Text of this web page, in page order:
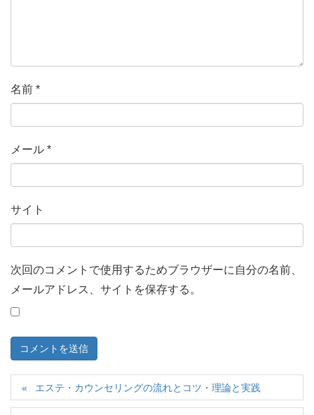
名前 *
メール *
サイト
次回のコメントで使用するためブラウザーに自分の名前、
メールアドレス、サイトを保存する。
エステ・カウンセリングの流れとコツ・理論と実践